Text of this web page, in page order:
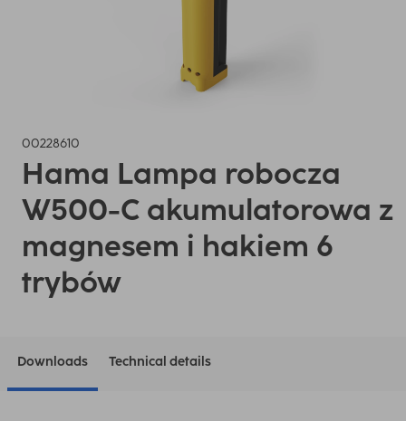
00228610
Hama Lampa robocza
W500-C akumulatorowa z
magnesem i hakiem 6
trybów
Downloads Technical details